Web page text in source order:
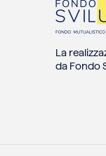
La
da Fondo